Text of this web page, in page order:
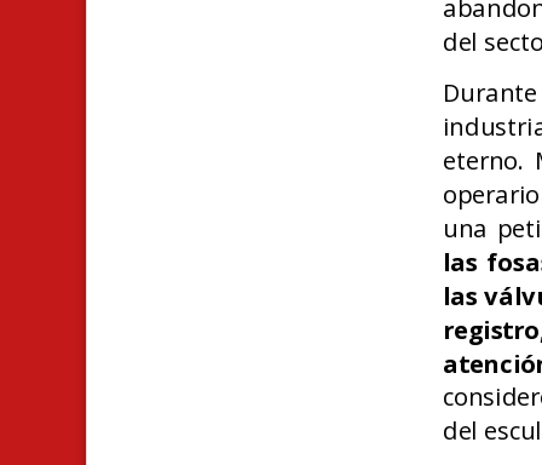
del
eterno.
una
las
las
del